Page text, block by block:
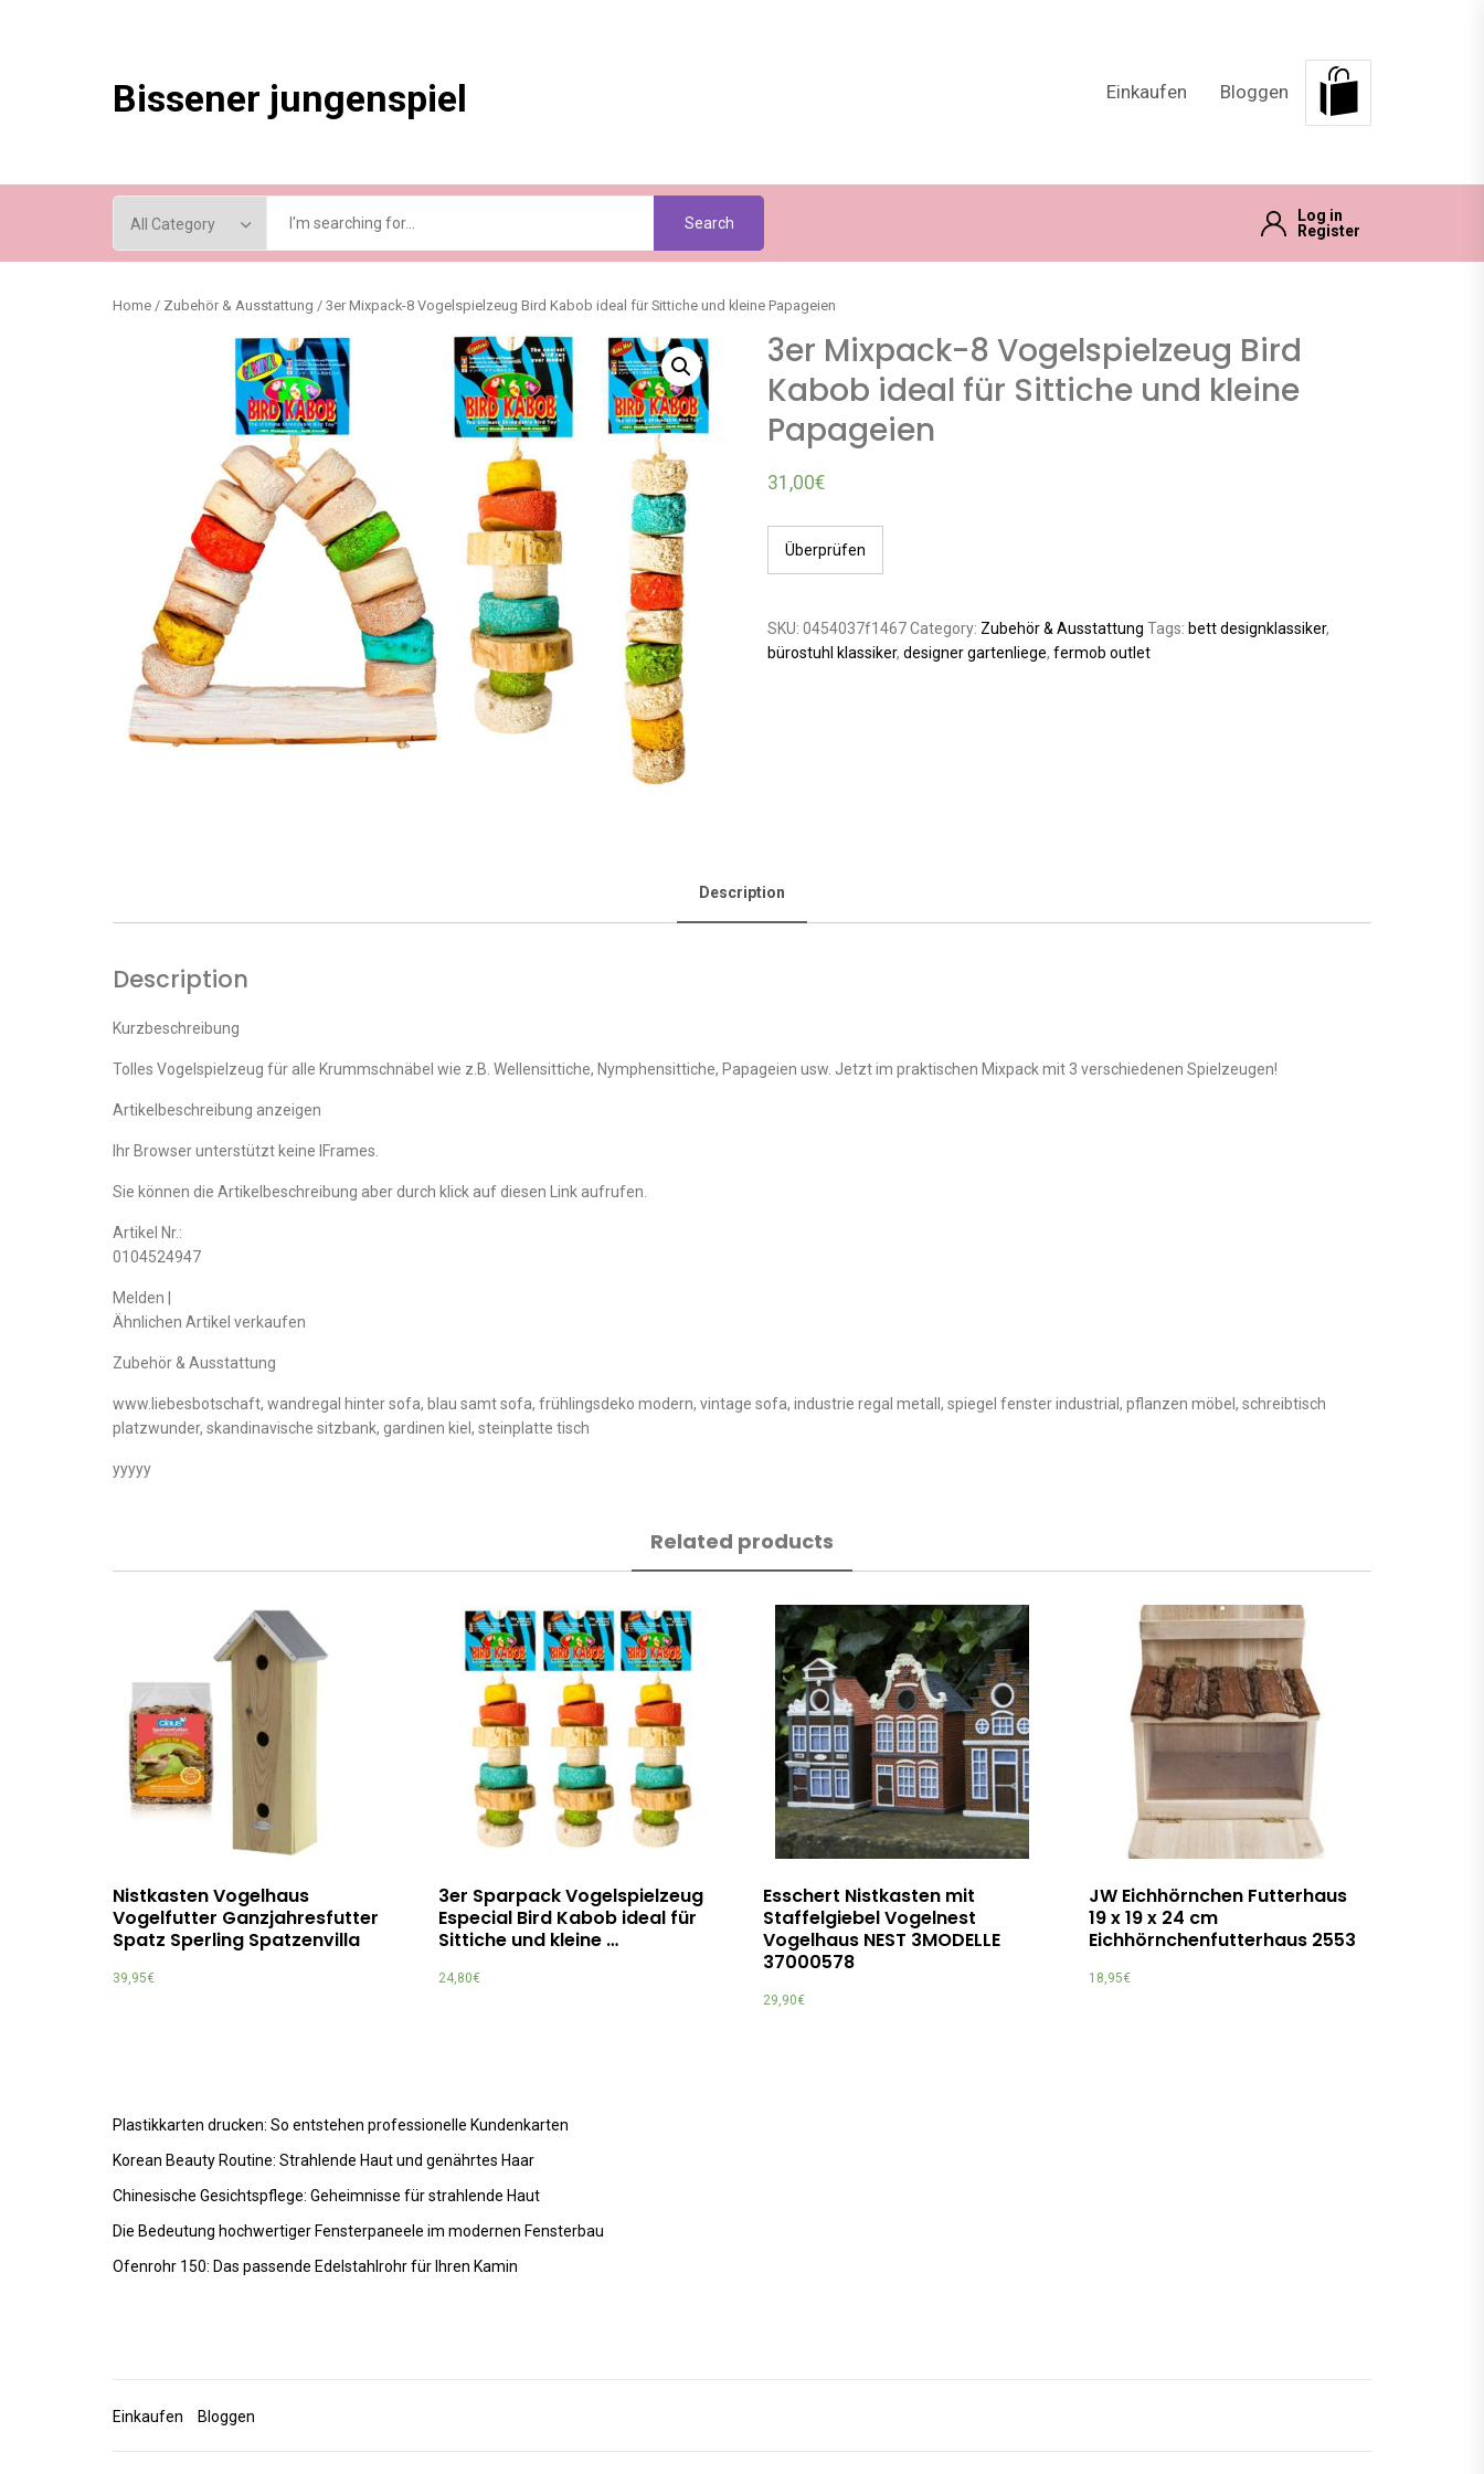
Bissener jungenspiel Einkaufen Bloggen
Search
Log in
Register
Home / Zubehör & Ausstattung / 3er Mixpack-8 Vogelspielzeug Bird Kabob ideal für Sittiche und kleine Papageien
3er Mixpack-8 Vogelspielzeug Bird
Kabob ideal für Sittiche und kleine
Papageien
31,00€
Überprüfen
SKU: 0454037f1467Category: Zubehör & Ausstattung Tags: bett designklassiker,
bürostuhl klassiker, designer gartenliege, fermob outlet
Description
Description
Kurzbeschreibung
Tolles Vogelspielzeug für alle Krummschnäbel wie z.B. Wellensittiche, Nymphensittiche, Papageien usw. Jetzt im praktischen Mixpack mit 3 verschiedenen Spielzeugen!
Artikelbeschreibung anzeigen
Ihr Browser unterstützt keine IFrames.
Sie können die Artikelbeschreibung aber durch klick auf diesen Link aufrufen.
Artikel Nr.:
0104524947
Melden |
Ähnlichen Artikel verkaufen
Zubehör & Ausstattung
www.liebesbotschaft, wandregal hinter sofa, blau samt sofa, frühlingsdeko modern, vintage sofa, industrie regal metall, spiegel fenster industrial, pflanzen möbel, schreibtisch
platzwunder, skandinavische sitzbank, gardinen kiel, steinplatte tisch
yyyyy
Related products
Nistkasten Vogelhaus
Vogelfutter Ganzjahresfutter
Spatz Sperling Spatzenvilla
39,95€
3er Sparpack Vogelspielzeug
Especial Bird Kabob ideal für
Sittiche und kleine …
24,80€
Esschert Nistkasten mit
Staffelgiebel Vogelnest
Vogelhaus NEST 3MODELLE
37000578
29,90€
JW Eichhörnchen Futterhaus
19 x 19 x 24 cm
Eichhörnchenfutterhaus 2553
18,95€
Plastikkarten drucken: So entstehen professionelle Kundenkarten
Korean Beauty Routine: Strahlende Haut und genährtes Haar
Chinesische Gesichtspflege: Geheimnisse für strahlende Haut
Die Bedeutung hochwertiger Fensterpaneele im modernen Fensterbau
Ofenrohr 150: Das passende Edelstahlrohr für Ihren Kamin
Einkaufen Bloggen